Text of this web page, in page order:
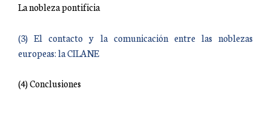
La nobleza pontificia
(3) El contacto y la comunicación entre las noblezas
europeas: la CILANE
(4) Conclusiones